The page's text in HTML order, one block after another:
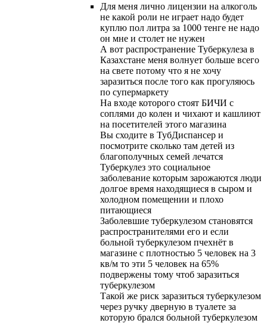
Для меня лично лицензии на алкоголь
не какой роли не играет надо будет
куплю пол литра за 1000 тенге не надо
он мне и столет не нужен
А вот распространение Туберкулеза в
Казахстане меня волнует больше всего
на свете потому что я не хочу
заразиться после того как прогуляюсь
по супермаркету
На входе которого стоят БИЧИ с
соплями до колен и чихают и кашлиют
на посетителей этого магазина
Вы сходите в ТубДиспансер и
посмотрите сколько там детей из
благополучных семей лечатся
Туберкулез это социальное
заболевание которым зарожаются люди
долгое время находящиеся в сыром и
холодном помещении и плохо
питающиеся
Заболевшие туберкулезом становятся
распространителями его и если
больной туберкулезом пчехнёт в
магазине с плотностью 5 человек на 3
кв/м то эти 5 человек на 65%
подвержены тому чтоб заразиться
туберкулезом
Такой же риск заразиться туберкулезом
через ручку дверную в туалете за
которую брался больной туберкулезом